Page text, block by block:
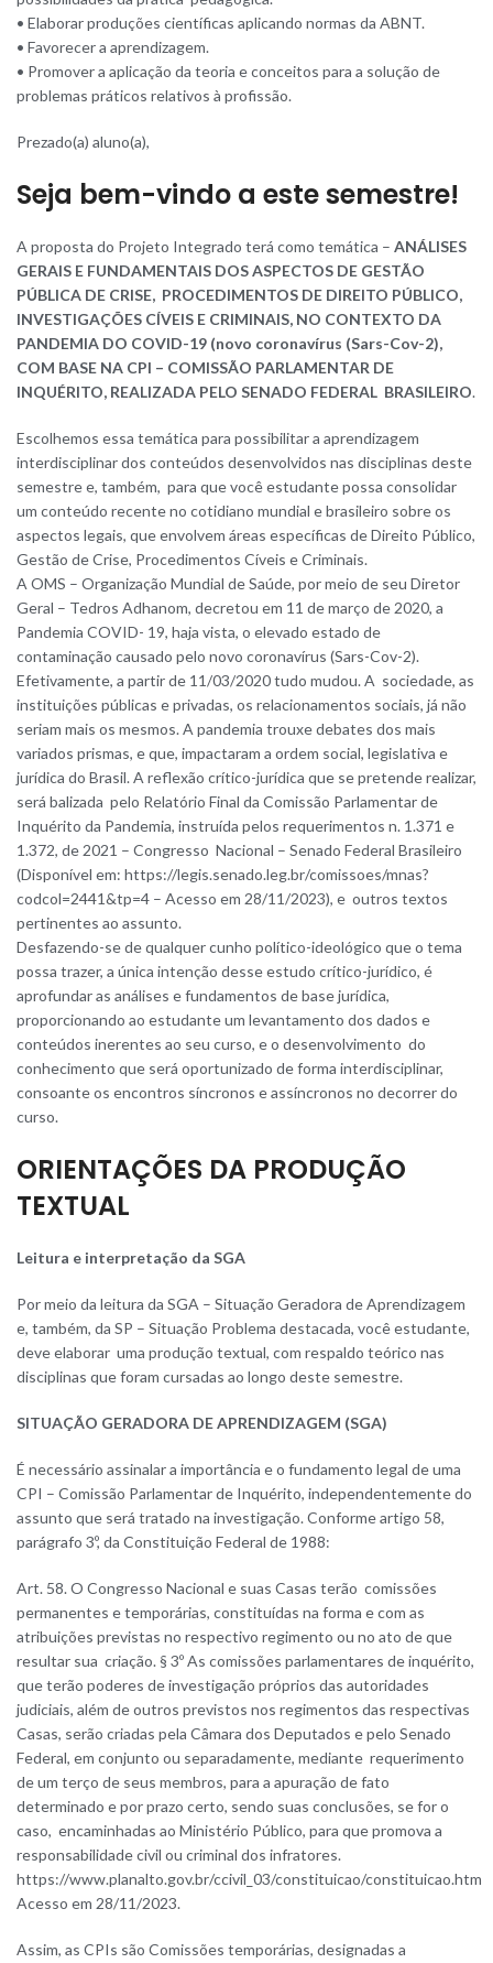
• Elaborar produções científicas aplicando normas da ABNT.
• Favorecer a aprendizagem.
• Promover a aplicação da teoria e conceitos para a solução de
problemas práticos relativos à profissão.
Prezado(a) aluno(a),
Seja bem-vindo a este semestre!
A proposta do Projeto Integrado terá como temática – ANÁLISES
GERAIS E FUNDAMENTAIS DOS ASPECTOS DE GESTÃO
PÚBLICA DE CRISE, PROCEDIMENTOS DE DIREITO PÚBLICO,
INVESTIGAÇÕES CÍVEIS E CRIMINAIS, NO CONTEXTO DA
PANDEMIA DO COVID-19 (novo coronavírus (Sars-Cov-2),
COM BASE NA CPI – COMISSÃO PARLAMENTAR DE
INQUÉRITO, REALIZADA PELO SENADO FEDERAL BRASILEIRO.
Escolhemos essa temática para possibilitar a aprendizagem
interdisciplinar dos conteúdos desenvolvidos nas disciplinas deste
semestre e, também, para que você estudante possa consolidar
um conteúdo recente no cotidiano mundial e brasileiro sobre os
aspectos legais, que envolvem áreas específicas de Direito Público,
Gestão de Crise, Procedimentos Cíveis e Criminais.
A OMS – Organização Mundial de Saúde, por meio de seu Diretor
Geral – Tedros Adhanom, decretou em 11 de março de 2020, a
Pandemia COVID- 19, haja vista, o elevado estado de
contaminação causado pelo novo coronavírus (Sars-Cov-2).
Efetivamente, a partir de 11/03/2020 tudo mudou. A sociedade, as
instituições públicas e privadas, os relacionamentos sociais, já não
seriam mais os mesmos. A pandemia trouxe debates dos mais
variados prismas, e que, impactaram a ordem social, legislativa e
jurídica do Brasil. A reflexão crítico-jurídica que se pretende realizar,
será balizada pelo Relatório Final da Comissão Parlamentar de
Inquérito da Pandemia, instruída pelos requerimentos n. 1.371 e
1.372, de 2021 – Congresso Nacional – Senado Federal Brasileiro
(Disponível em: https://legis.senado.leg.br/comissoes/mnas?
codcol=2441&tp=4 – Acesso em 28/11/2023), e outros textos
pertinentes ao assunto.
Desfazendo-se de qualquer cunho político-ideológico que o tema
possa trazer, a única intenção desse estudo crítico-jurídico, é
aprofundar as análises e fundamentos de base jurídica,
proporcionando ao estudante um levantamento dos dados e
conteúdos inerentes ao seu curso, e o desenvolvimento do
conhecimento que será oportunizado de forma interdisciplinar,
consoante os encontros síncronos e assíncronos no decorrer do
curso.
ORIENTAÇÕES DA PRODUÇÃO
TEXTUAL
Leitura e interpretação da SGA
Por meio da leitura da SGA – Situação Geradora de Aprendizagem
e, também, da SP – Situação Problema destacada, você estudante,
deve elaborar uma produção textual, com respaldo teórico nas
disciplinas que foram cursadas ao longo deste semestre.
SITUAÇÃO GERADORA DE APRENDIZAGEM (SGA)
É necessário assinalar a importância e o fundamento legal de uma
CPI – Comissão Parlamentar de Inquérito, independentemente do
assunto que será tratado na investigação. Conforme artigo 58,
parágrafo 3º, da Constituição Federal de 1988:
Art. 58. O Congresso Nacional e suas Casas terão comissões
permanentes e temporárias, constituídas na forma e com as
atribuições previstas no respectivo regimento ou no ato de que
resultar sua criação. § 3º As comissões parlamentares de inquérito,
que terão poderes de investigação próprios das autoridades
judiciais, além de outros previstos nos regimentos das respectivas
Casas, serão criadas pela Câmara dos Deputados e pelo Senado
Federal, em conjunto ou separadamente, mediante requerimento
de um terço de seus membros, para a apuração de fato
determinado e por prazo certo, sendo suas conclusões, se for o
caso, encaminhadas ao Ministério Público, para que promova a
responsabilidade civil ou criminal dos infratores.
https://www.planalto.gov.br/ccivil_03/constituicao/constituicao.htm
Acesso em 28/11/2023.
Assim, as CPIs são Comissões temporárias, designadas a